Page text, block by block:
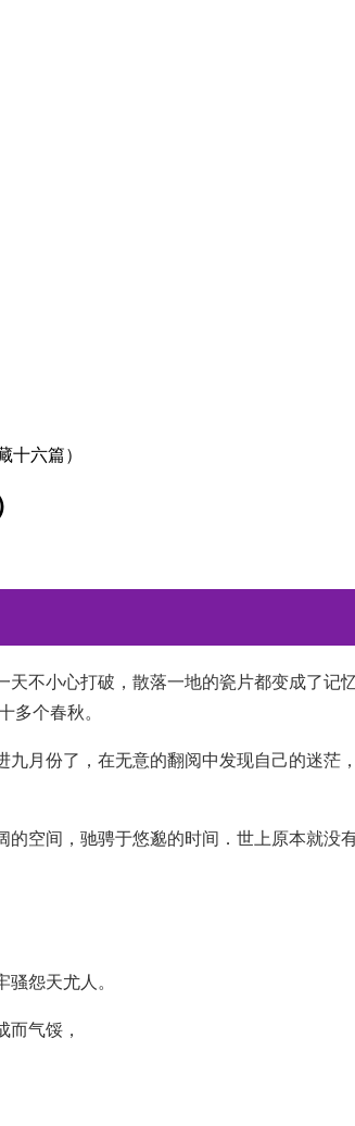
十六篇）
不小心打破，散落一地的瓷片都变成了
多个春秋。
月份了，在无意的翻阅中发现自己的迷
空间，驰骋于悠邈的时间．世上原本就没
怨天尤人。
而气馁，